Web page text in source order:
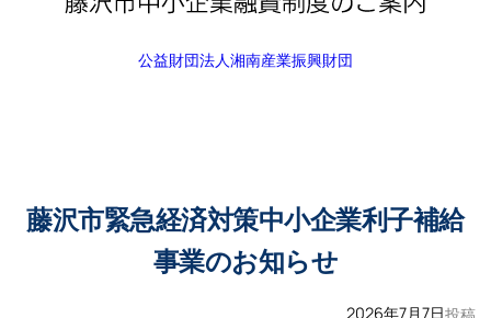
公益財団法人湘南産業振興財団
藤沢市緊急経済対策中小企業利子補給
事業のお知らせ
2026年7月7日